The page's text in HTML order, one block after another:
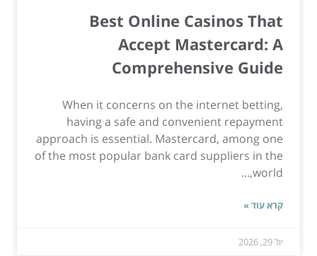
Best Online Casinos That
Accept Mastercard: A
Comprehensive Guide
When it concerns on the internet betting,
having a safe and convenient repayment
approach is essential. Mastercard, among one
of the most popular bank card suppliers in the
world,...
קרא עוד »
יול 29, 2026